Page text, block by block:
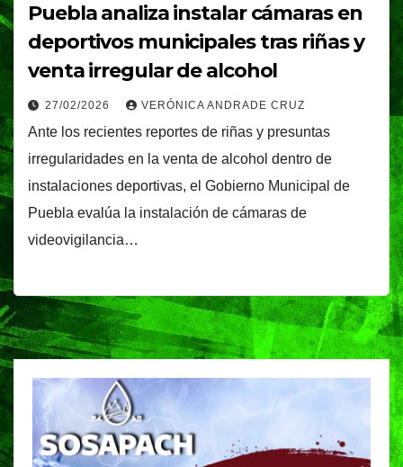
Puebla analiza instalar cámaras en
deportivos municipales tras riñas y
venta irregular de alcohol
27/02/2026 VERÓNICA ANDRADE CRUZ
Ante los recientes reportes de riñas y presuntas
irregularidades en la venta de alcohol dentro de
instalaciones deportivas, el Gobierno Municipal de
Puebla evalúa la instalación de cámaras de
videovigilancia…